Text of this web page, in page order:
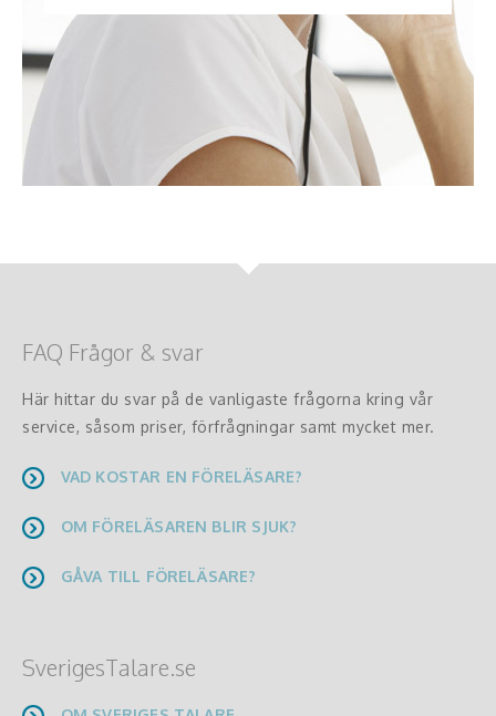
FAQ Frågor & svar
Här hittar du svar på de vanligaste frågorna kring vår
service, såsom priser, förfrågningar samt mycket mer.
VAD KOSTAR EN FÖRELÄSARE?
OM FÖRELÄSAREN BLIR SJUK?
GÅVA TILL FÖRELÄSARE?
SverigesTalare.se